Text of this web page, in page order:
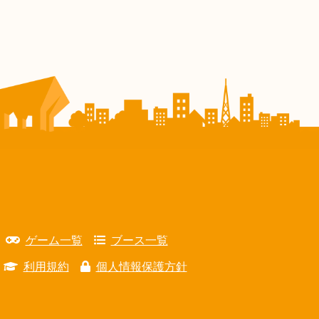
ゲーム一覧 ブース一覧
利用規約 個人情報保護方針